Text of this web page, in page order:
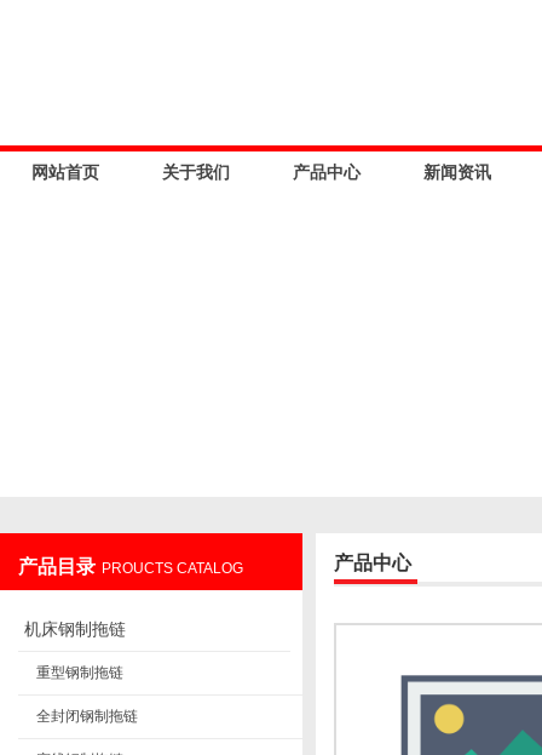
网站首页 关于我们 产品中心 新闻资讯
产品目录 PROUCTS CATALOG
机床钢制拖链
重型钢制拖链
全封闭钢制拖链
产品中心